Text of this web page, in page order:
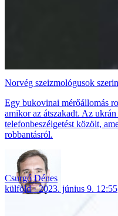
Norvég szeizmológusok
Egy bukovinai mérőállomás
amikor az átszakadt. Az
telefonbeszélgetést közölt,
robbantásról.
Csurgó Dénes
külföld
2023. június 9. 12:55